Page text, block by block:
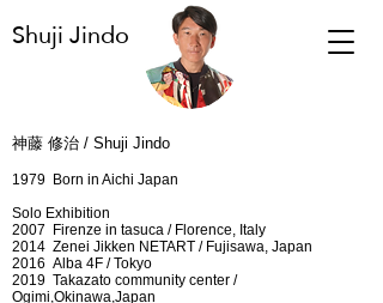
Shuji Jindo
神藤 修治 / Shuji Jindo
1979 Born in Aichi Japan
Solo Exhibition
2007
Firenze in tasuca / Florence, Italy
2014 Zenei Jikken NETART / Fujisawa, Japan
2016 Alba 4F / Tokyo
2019 Takazato community center /
Ogimi,Okinawa,Japan